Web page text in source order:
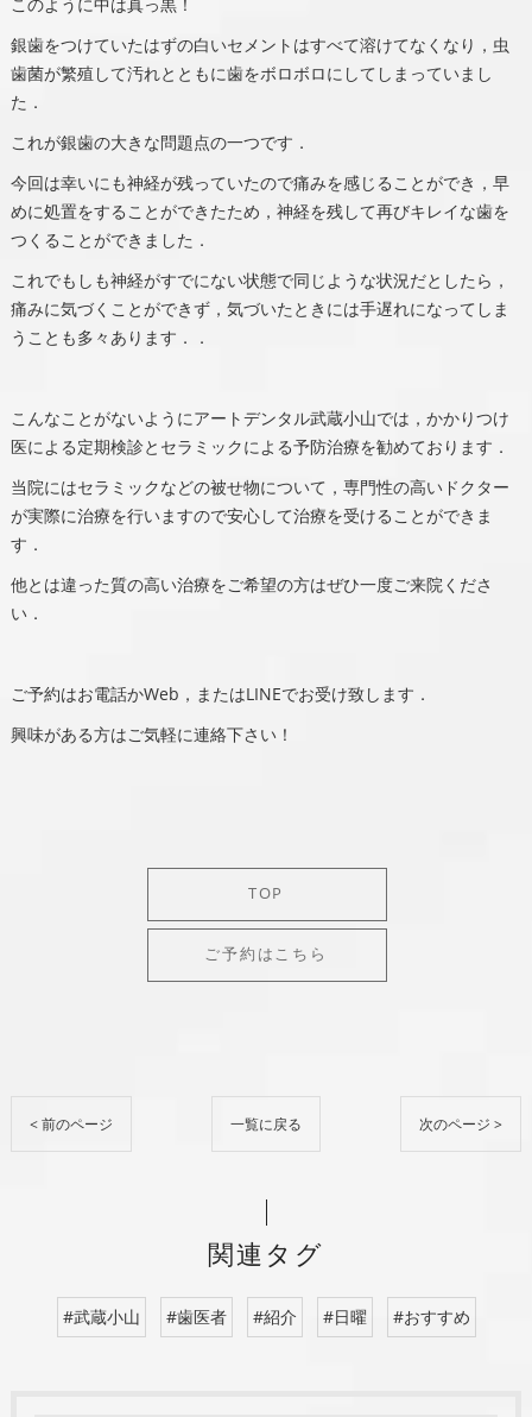
銀歯をつけていたはずの白いセメントはすべて溶けてなくなり，虫
歯菌が繁殖して汚れとともに歯をボロボロにしてしまっていまし
た．
これが銀歯の大きな問題点の一つです．
今回は幸いにも神経が残っていたので痛みを感じることができ，早
めに処置をすることができたため，神経を残して再びキレイな歯を
つくることができました．
これでもしも神経がすでにない状態で同じような状況だとしたら，
痛みに気づくことができず，気づいたときには手遅れになってしま
うことも多々あります．．
こんなことがないようにアートデンタル武蔵小山では，かかりつけ
医による定期検診とセラミックによる予防治療を勧めております．
当院にはセラミックなどの被せ物について，専門性の高いドクター
が実際に治療を行いますので安心して治療を受けることができま
す．
他とは違った質の高い治療をご希望の方はぜひ一度ご来院くださ
い．
ご予約はお電話かWeb，またはLINEでお受け致します．
興味がある方はご気軽に連絡下さい！
TOP
ご予約はこちら
< 前のページ 一覧に戻る 次のページ >
関連タグ
#武蔵小山 #歯医者 #紹介 #日曜 #おすすめ